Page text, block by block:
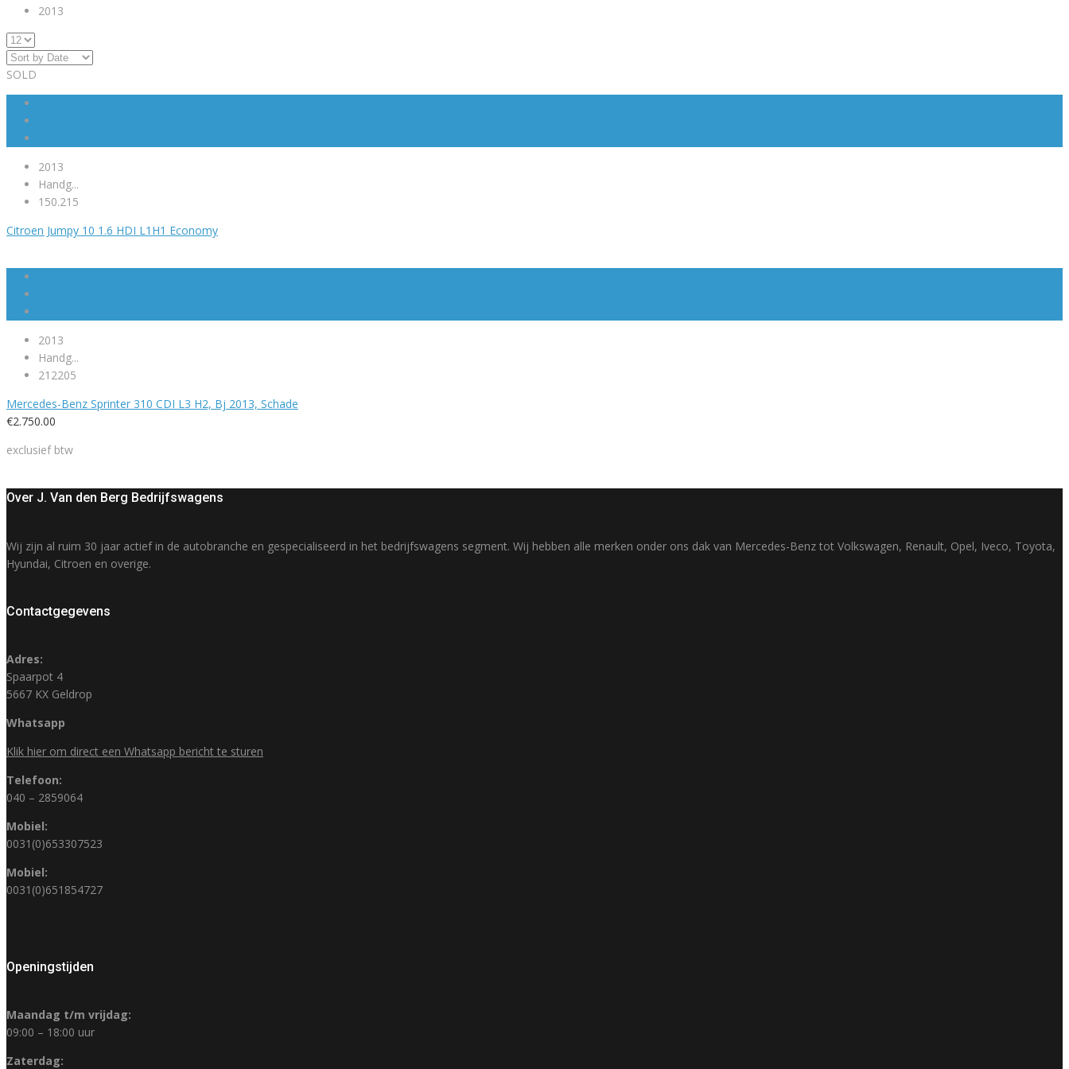
2013
SOLD
2013
Handg...
150.215
Citroen Jumpy 10 1.6 HDI L1H1 Economy
2013
Handg...
212205
Mercedes-Benz Sprinter 310 CDI L3 H2, Bj 2013, Schade
€2.750.00
exclusief btw
Over J. Van den Berg Bedrijfswagens
Wij zijn al ruim 30 jaar actief in de autobranche en gespecialiseerd in het bedrijfswagens segment. Wij hebben alle merken onder ons dak van Mercedes-Benz tot Volkswagen, Renault, Opel, Iveco, Toyota,
Hyundai, Citroen en overige.
Contactgegevens
Adres:
Spaarpot 4
5667 KX Geldrop
Whatsapp
Klik hier om direct een Whatsapp bericht te sturen
Telefoon:
040 – 2859064
Mobiel:
0031(0)653307523
Mobiel:
0031(0)651854727
Openingstijden
Maandag t/m vrijdag:
09:00 – 18:00 uur
Zaterdag: